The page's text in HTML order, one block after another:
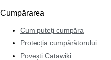
Cumpărarea
Cum puteți cumpăra
Protecția cumpărătorului
Povești Catawiki